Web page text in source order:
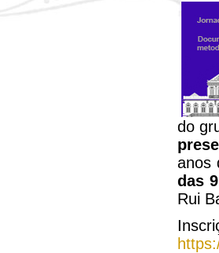
do
anos
das
Rui